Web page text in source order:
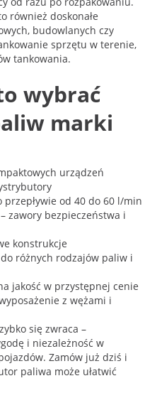
również doskonałe
budowlanych czy
sprzętu w terenie,
tankowania.
wybrać
marki
urządzeń
przepływie od 40 do 60 l/min
– zawory bezpieczeństwa i
konstrukcje
różnych rodzajów paliw i
jakość w przystępnej cenie
z wężami i
się zwraca –
i niezależność w
Zamów już dziś i
paliwa może ułatwić